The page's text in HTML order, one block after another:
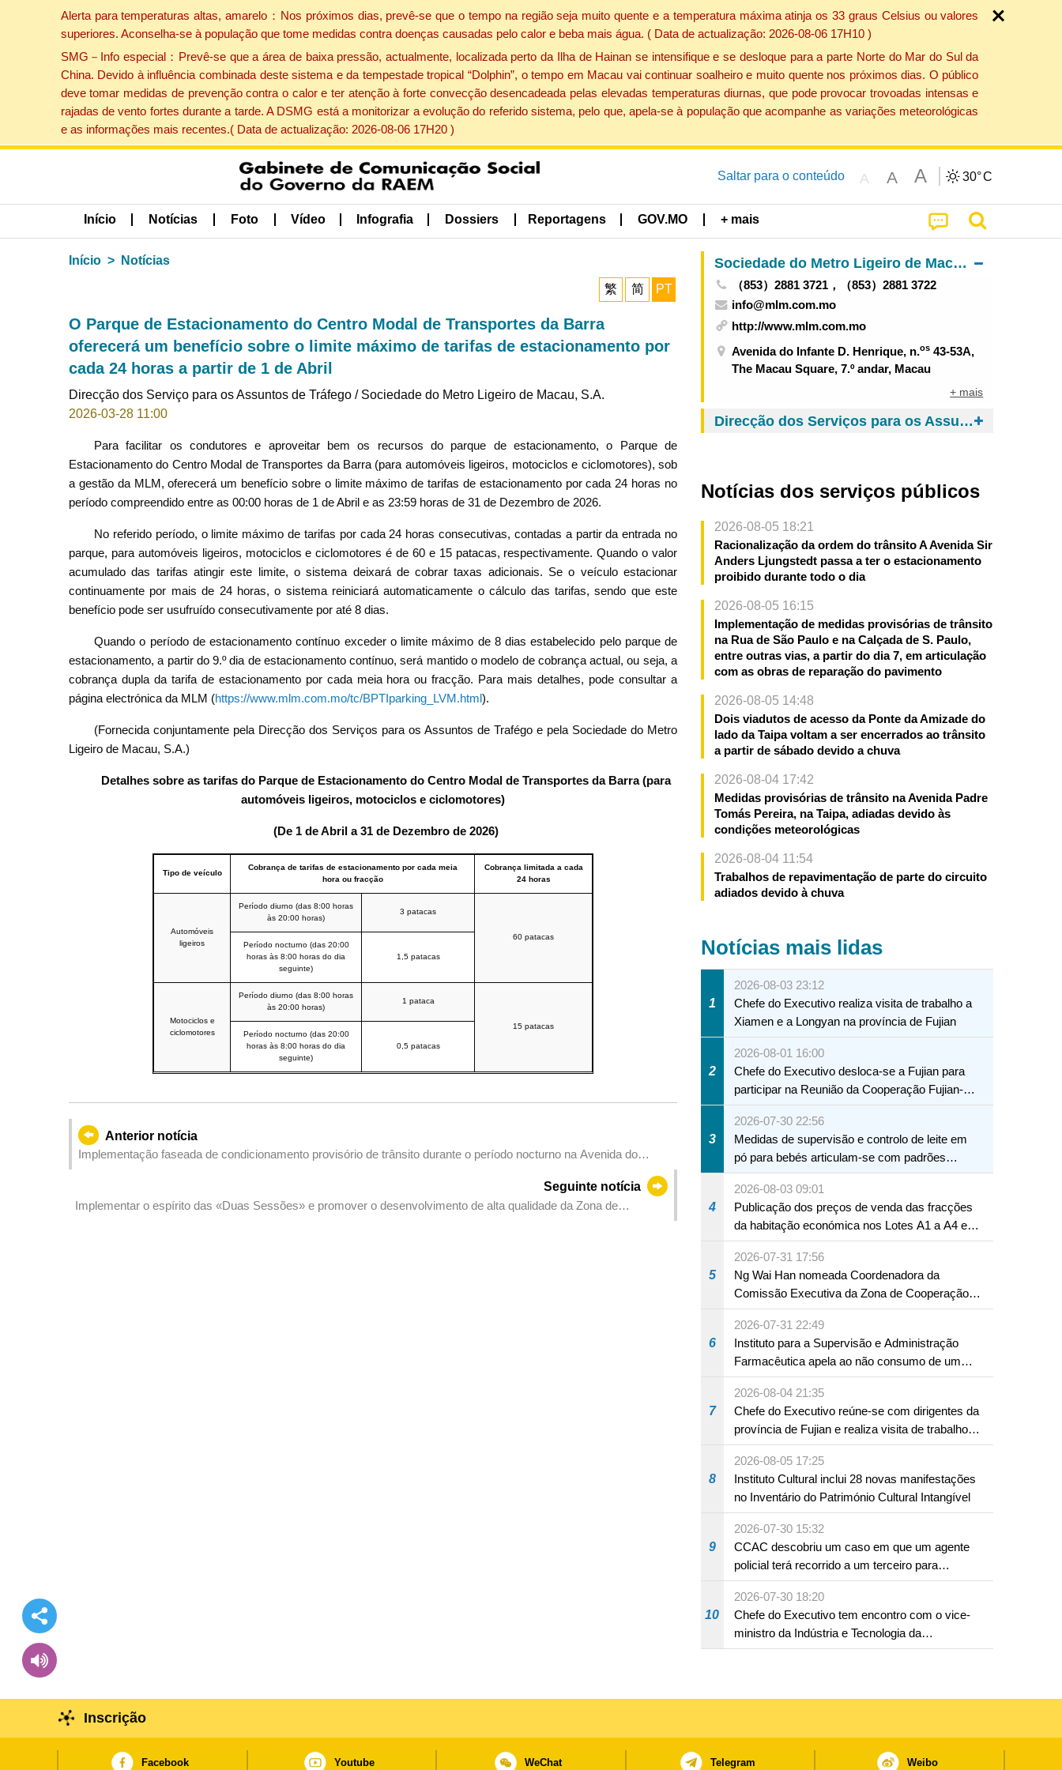
Alerta para temperaturas altas, amarelo：Nos próximos dias, prevê-se que o tempo na região seja muito quente e a temperatura máxima atinja os 33 graus Celsius ou valores
superiores. Aconselha-se à população que tome medidas contra doenças causadas pelo calor e beba mais água. ( Data de actualização: 2026-08-06 17H10 )
SMG－Info especial：Prevê-se que a área de baixa pressão, actualmente, localizada perto da Ilha de Hainan se intensifique e se desloque para a parte Norte do Mar do Sul da
China. Devido à influência combinada deste sistema e da tempestade tropical “Dolphin”, o tempo em Macau vai continuar soalheiro e muito quente nos próximos dias. O público
deve tomar medidas de prevenção contra o calor e ter atenção à forte convecção desencadeada pelas elevadas temperaturas diurnas, que pode provocar trovoadas intensas e
rajadas de vento fortes durante a tarde. A DSMG está a monitorizar a evolução do referido sistema, pelo que, apela-se à população que acompanhe as variações meteorológicas
e as informações mais recentes.( Data de actualização: 2026-08-06 17H20 )
Saltar para o conteúdo A A A 30°C
Início Notícias Foto Vídeo Infografia Dossiers Reportagens GOV.MO + mais
Início Notícias
繁 简 PT
O Parque de Estacionamento do Centro Modal de Transportes da Barra
oferecerá um benefício sobre o limite máximo de tarifas de estacionamento por
cada 24 horas a partir de 1 de Abril
Direcção dos Serviço para os Assuntos de Tráfego / Sociedade do Metro Ligeiro de Macau, S.A.
2026-03-28 11:00
Para facilitar os condutores e aproveitar bem os recursos do parque de estacionamento, o Parque de
Estacionamento do Centro Modal de Transportes da Barra (para automóveis ligeiros, motociclos e ciclomotores), sob
a gestão da MLM, oferecerá um benefício sobre o limite máximo de tarifas de estacionamento por cada 24 horas no
período compreendido entre as 00:00 horas de 1 de Abril e as 23:59 horas de 31 de Dezembro de 2026.
No referido período, o limite máximo de tarifas por cada 24 horas consecutivas, contadas a partir da entrada no
parque, para automóveis ligeiros, motociclos e ciclomotores é de 60 e 15 patacas, respectivamente. Quando o valor
acumulado das tarifas atingir este limite, o sistema deixará de cobrar taxas adicionais. Se o veículo estacionar
continuamente por mais de 24 horas, o sistema reiniciará automaticamente o cálculo das tarifas, sendo que este
benefício pode ser usufruído consecutivamente por até 8 dias.
Quando o período de estacionamento contínuo exceder o limite máximo de 8 dias estabelecido pelo parque de
estacionamento, a partir do 9.º dia de estacionamento contínuo, será mantido o modelo de cobrança actual, ou seja, a
cobrança dupla da tarifa de estacionamento por cada meia hora ou fracção. Para mais detalhes, pode consultar a
página electrónica da MLM (https://www.mlm.com.mo/tc/BPTIparking_LVM.html).
(Fornecida conjuntamente pela Direcção dos Serviços para os Assuntos de Trafégo e pela Sociedade do Metro
Ligeiro de Macau, S.A.)
Detalhes sobre as tarifas do Parque de Estacionamento do Centro Modal de Transportes da Barra (para
automóveis ligeiros, motociclos e ciclomotores)
(De 1 de Abril a 31 de Dezembro de 2026)
Tipo de veículo
Cobrança de tarifas de estacionamento por cada meia
hora ou fracção
Cobrança limitada a cada
24 horas
Automóveis
ligeiros
Período diurno (das 8:00 horas
às 20:00 horas)
3 patacas
60 patacas
Período nocturno (das 20:00
horas às 8:00 horas do dia
seguinte)
1,5 patacas
Motociclos e
ciclomotores
Período diurno (das 8:00 horas
às 20:00 horas)
1 pataca
15 patacas
Período nocturno (das 20:00
horas às 8:00 horas do dia
seguinte)
0,5 patacas
Anterior notícia
Implementação faseada de condicionamento provisório de trânsito durante o período nocturno na Avenida do
Seguinte notícia
Implementar o espírito das «Duas Sessões» e promover o desenvolvimento de alta qualidade da Zona de
Sociedade do Metro Ligeiro de Macau, S.A.
（853）2881 3721，（853）2881 3722
info@mlm.com.mo
http://www.mlm.com.mo
Avenida do Infante D. Henrique, n.os 43-53A,
The Macau Square, 7.º andar, Macau
+ mais
Direcção dos Serviços para os Assuntos de Tráfego
Notícias dos serviços públicos
2026-08-05 18:21
Racionalização da ordem do trânsito A Avenida Sir
Anders Ljungstedt passa a ter o estacionamento
proibido durante todo o dia
2026-08-05 16:15
Implementação de medidas provisórias de trânsito
na Rua de São Paulo e na Calçada de S. Paulo,
entre outras vias, a partir do dia 7, em articulação
com as obras de reparação do pavimento
2026-08-05 14:48
Dois viadutos de acesso da Ponte da Amizade do
lado da Taipa voltam a ser encerrados ao trânsito
a partir de sábado devido a chuva
2026-08-04 17:42
Medidas provisórias de trânsito na Avenida Padre
Tomás Pereira, na Taipa, adiadas devido às
condições meteorológicas
2026-08-04 11:54
Trabalhos de repavimentação de parte do circuito
adiados devido à chuva
Notícias mais lidas
1
2026-08-03 23:12
Chefe do Executivo realiza visita de trabalho a
Xiamen e a Longyan na província de Fujian
2
2026-08-01 16:00
Chefe do Executivo desloca-se a Fujian para
participar na Reunião da Cooperação Fujian-
Macau
3
2026-07-30 22:56
Medidas de supervisão e controlo de leite em
pó para bebés articulam-se com padrões
internacionais Serviços interdepartamentais
envidam esforços para assegurar a saúde dos
bebés e crianças, assim como a segurança
alimentar
4
2026-08-03 09:01
Publicação dos preços de venda das fracções
da habitação económica nos Lotes A1 a A4 e
A12 da Zona A dos Novos Aterros
5
2026-07-31 17:56
Ng Wai Han nomeada Coordenadora da
Comissão Executiva da Zona de Cooperação
Aprofundada entre Guangdong e Macau em
Hengqin
6
2026-07-31 22:49
Instituto para a Supervisão e Administração
Farmacêutica apela ao não consumo de um
produto com substâncias medicamentosas
ocidentais
7
2026-08-04 21:35
Chefe do Executivo reúne-se com dirigentes da
província de Fujian e realiza visita de trabalho
em Fuzhou
8
2026-08-05 17:25
Instituto Cultural inclui 28 novas manifestações
no Inventário do Património Cultural Intangível
9
2026-07-30 15:32
CCAC descobriu um caso em que um agente
policial terá recorrido a um terceiro para
assumir por si a culpa na sequência de uma
infracção rodoviária
10
2026-07-30 18:20
Chefe do Executivo tem encontro com o vice-
ministro da Indústria e Tecnologia da
Informação
Inscrição
Facebook Youtube WeChat Telegram Weibo